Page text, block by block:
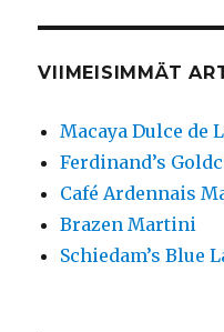
VIIMEISIMMÄT
Macaya Dulce de
Ferdinand’s
Café Ardennais
Brazen Martini
Schiedam’s Blue